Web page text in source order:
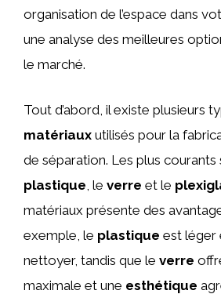
organisation de l’espace dans
une analyse des meilleures
le marché.
Tout d’abord, il existe plusieurs
matériaux utilisés pour la
de séparation. Les plus courants
plastique , le verre et le
matériaux présente des
exemple, le plastique est léger
nettoyer, tandis que le verre
maximale et une esthétique